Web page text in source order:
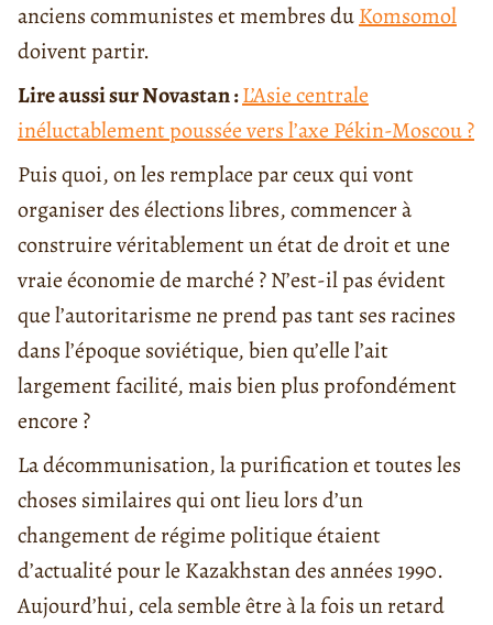
anciens communistes et membres duKomsomol
doivent partir.
Lire aussi sur Novastan :L’Asie centrale
inéluctablement poussée vers l’axe Pékin-Moscou ?
Puis quoi, on les remplace par ceux qui vont
organiser des élections libres, commencer à
construire véritablement un état de droit et une
vraie économie de marché ? N’est-il pas évident
que l’autoritarisme ne prend pas tant ses racines
dans l’époque soviétique, bien qu’elle l’ait
largement facilité, mais bien plus profondément
encore ?
La décommunisation, la purification et toutes les
choses similaires qui ont lieu lors d’un
changement de régime politique étaient
d’actualité pour le Kazakhstan des années 1990.
Aujourd’hui, cela semble être à la fois un retard